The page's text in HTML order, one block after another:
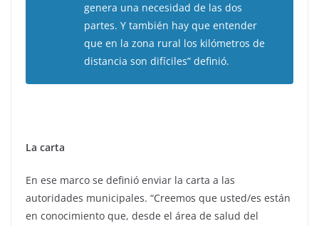
genera una necesidad de las dos
partes. Y también hay que entender
que en la zona rural los kilómetros de
distancia son difíciles” definió.
La carta
En ese marco se definió enviar la carta a las
autoridades municipales. “Creemos que usted/es están
en conocimiento que, desde el área de salud del